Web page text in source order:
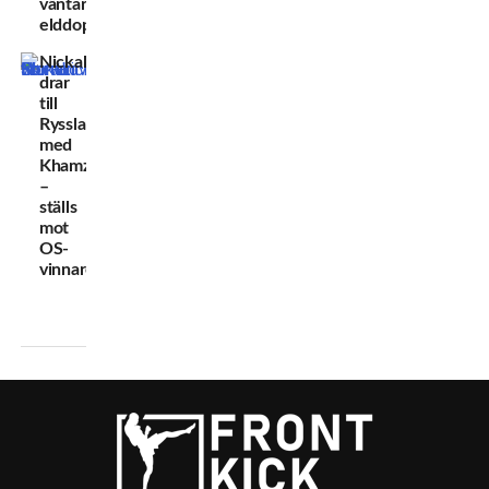
väntar
elddopet
Nickal
drar
till
Ryssland
med
Khamzat
–
ställs
mot
OS-
vinnare